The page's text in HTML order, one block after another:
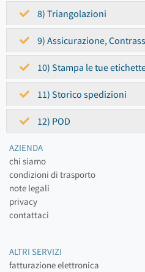
8) Triangolazioni
9) Assicurazione,
10) Stampa le tue
11) Storico spedizioni
12) POD
AZIENDA
chi siamo
condizioni di trasporto
note legali
privacy
contattaci
ALTRI SERVIZI
fatturazione elettronica